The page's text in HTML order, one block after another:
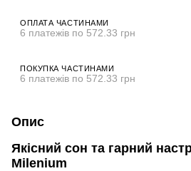
ОПЛАТА ЧАСТИНАМИ
6 платежів по 572.33 грн
ПОКУПКА ЧАСТИНАМИ
6 платежів по 572.33 грн
Опис
Якісний сон та гарний
Milenium